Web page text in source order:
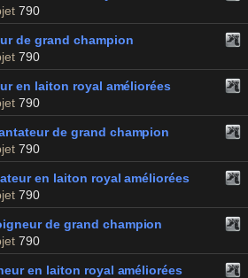
790
de grand champion
790
en laiton royal améliorées
790
de grand champion
790
en laiton royal améliorées
790
de grand champion
790
en laiton royal améliorées